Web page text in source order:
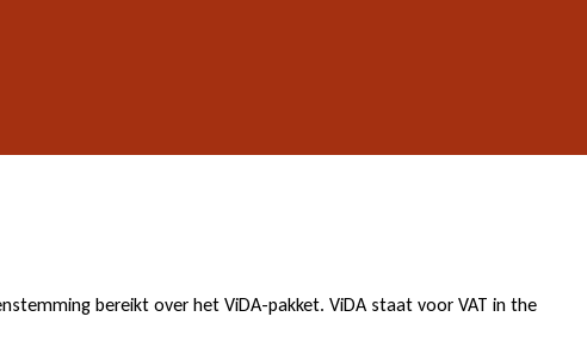
bereikt over het ViDA-pakket. ViDA staat voor VAT in the